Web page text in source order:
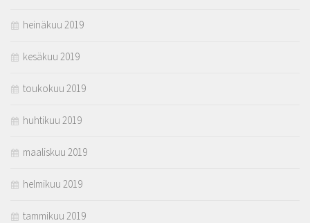
heinäkuu 2019
kesäkuu 2019
toukokuu 2019
huhtikuu 2019
maaliskuu 2019
helmikuu 2019
tammikuu 2019